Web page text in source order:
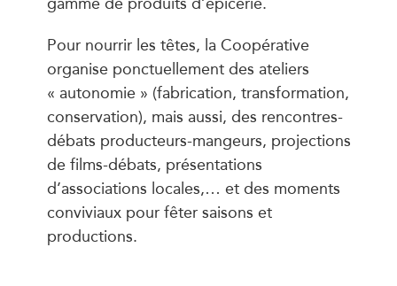
Pour nourrir les têtes, la Coopérative
organise ponctuellement des ateliers
« autonomie » (fabrication, transformation,
conservation), mais aussi, des rencontres-
débats producteurs-mangeurs, projections
de films-débats, présentations
d’associations locales,… et des moments
conviviaux pour fêter saisons et
productions.